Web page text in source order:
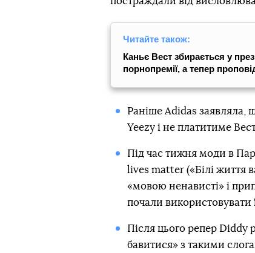
Читайте також:
Каньє Вест збирається у
порнопремії, а тепер
Раніше Adidas заявляла,
Yeezy і не платитиме
Під час тижня моди в
lives matter («Білі життя
«мовою ненависті» і
почали використовувати
Після цього репер Diddy
бавитися» з такими